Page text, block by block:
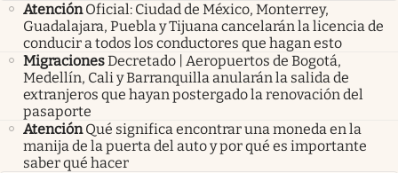
Atención Oficial: Ciudad de México, Monterrey,
Guadalajara, Puebla y Tijuana cancelarán la licencia de
conducir a todos los conductores que hagan esto
MigracionesDecretado | Aeropuertos de Bogotá,
Medellín, Cali y Barranquilla anularán la salida de
extranjeros que hayan postergado la renovación del
pasaporte
Atención Qué significa encontrar una moneda en la
manija de la puerta del auto y por qué es importante
saber qué hacer